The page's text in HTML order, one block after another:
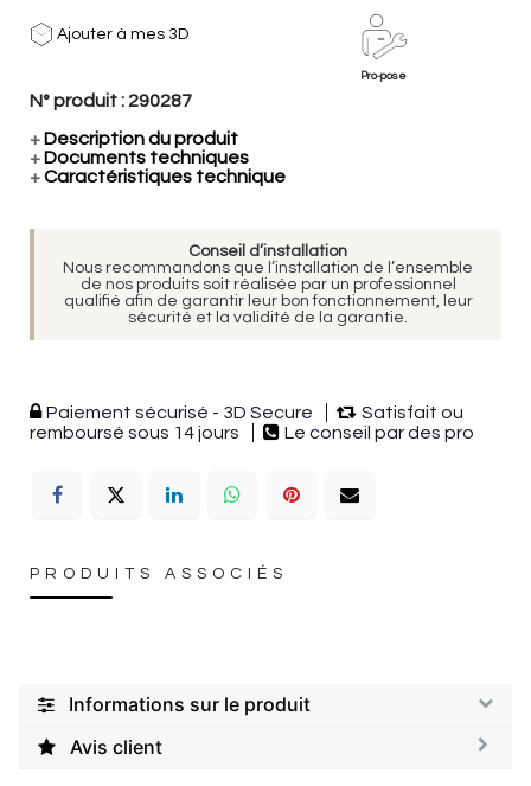
Ajouter à mes 3D
Pro-pose
N° produit : 290287
+ Description du produit
+ Documents techniques
+Caractéristiques technique
Conseil d’installation
Nous recommandons que l’installation de l’ensemble
de nos produits soit réalisée par un professionnel
qualifié afin de garantir leur bon fonctionnement, leur
sécurité et la validité de la garantie.
Paiement sécurisé - 3D Secure
Satisfait ou
remboursé sous 14 jours
Le conseil par des pro
PRODUITS ASSOCIÉS
Informations sur le produit
Avis client